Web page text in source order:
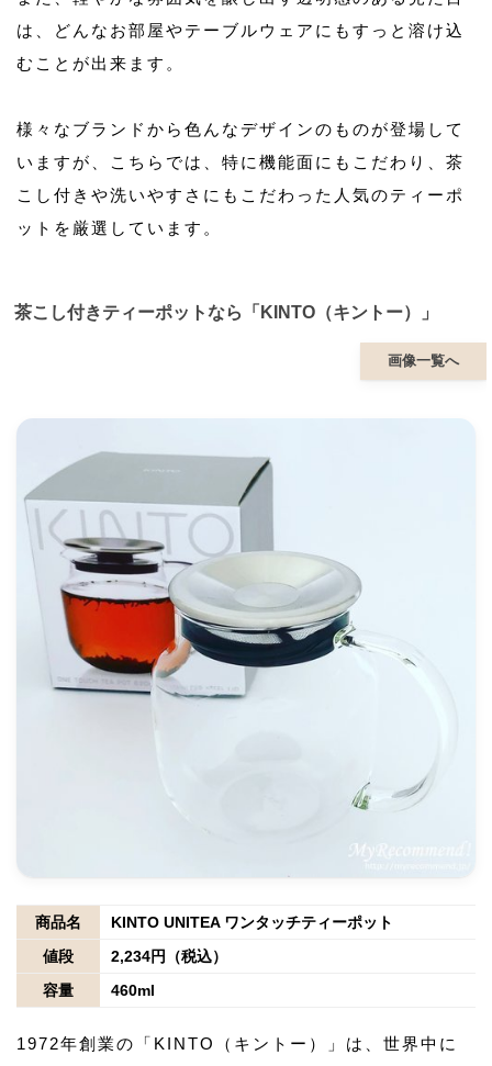
は、どんなお部屋やテーブルウェアにもすっと溶け込
むことが出来ます。
様々なブランドから色んなデザインのものが登場して
いますが、こちらでは、特に機能面にもこだわり、茶
こし付きや洗いやすさにもこだわった人気のティーポ
ットを厳選しています。
茶こし付きティーポットなら「KINTO（キントー）」
画像一覧へ
商品名
KINTO UNITEA ワンタッチティーポット
値段
2,234円（税込）
容量
460ml
1972年創業の「KINTO（キントー）」は、世界中に